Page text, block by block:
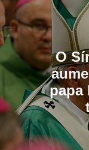
O
papa